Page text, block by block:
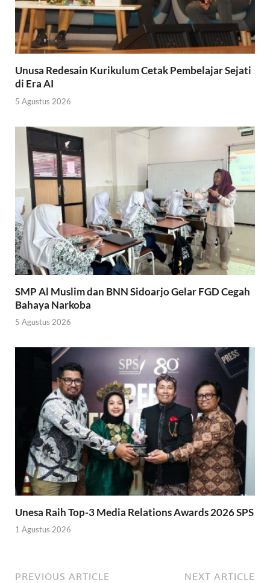
Unusa Redesain Kurikulum Cetak Pembelajar Sejati
di Era AI
5 Agustus 2026
SMP Al Muslim dan BNN Sidoarjo Gelar FGD Cegah
Bahaya Narkoba
5 Agustus 2026
Unesa Raih Top-3 Media Relations Awards 2026 SPS
1 Agustus 2026
PREVIOUS ARTICLE NEXT ARTICLE